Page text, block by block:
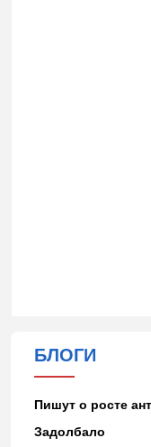
БЛОГИ
Пишут о росте
Задолбало